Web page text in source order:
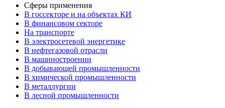
Сферы применения
В госсекторе и на объектах КИ
В финансовом секторе
На транспорте
В электросетевой энергетике
В нефтегазовой отрасли
В машиностроении
В добывающей промышленности
В химической промышленности
В металлургии
В лесной промышленности